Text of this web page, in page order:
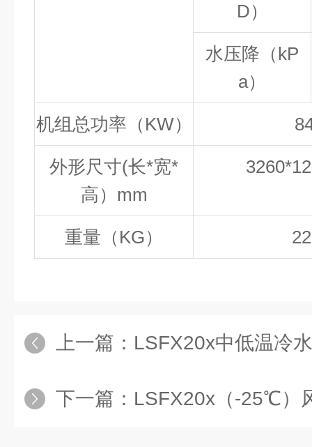
D）
水压降（kP
a）
机组总功率（ KW）
外形尺寸(长*宽*
高）mm
重量（ KG）
上一篇： LSFX20x中低温冷
下一篇： LSFX20x（-25℃）